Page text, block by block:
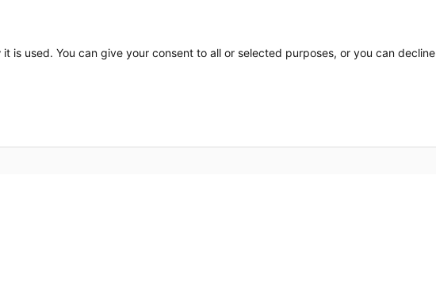
used. You can give your consent to all or selected purposes, or you can decline